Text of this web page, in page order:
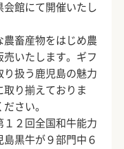
会館にて開催いたし
畜産物をはじめ農
いたします。ギフ
り扱う鹿児島の魅力
り揃えておりま
さい。
２回全国和牛能力
黒牛が９部門中６